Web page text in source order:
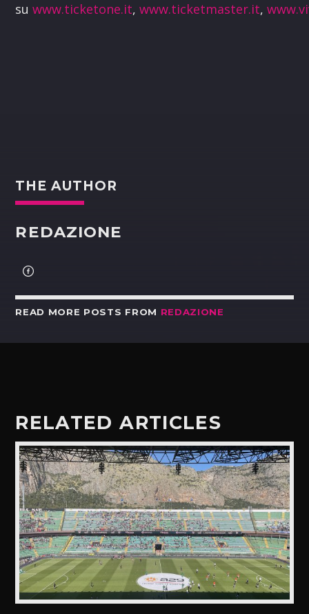
su www.ticketone.it, www.ticketmaster.it,
THE AUTHOR
REDAZIONE
READ MORE POSTS FROM REDAZIONE
RELATED ARTICLES